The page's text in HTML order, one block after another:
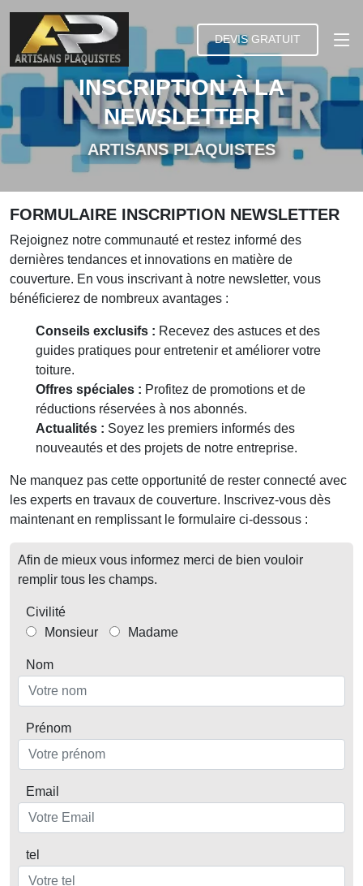
DEVIS GRATUIT
INSCRIPTION À LA
NEWSLETTER
ARTISANS PLAQUISTES
FORMULAIRE INSCRIPTION NEWSLETTER
Rejoignez notre communauté et restez informé des
dernières tendances et innovations en matière de
couverture. En vous inscrivant à notre newsletter, vous
bénéficierez de nombreux avantages :
Conseils exclusifs : Recevez des astuces et des
guides pratiques pour entretenir et améliorer votre
toiture.
Offres spéciales : Profitez de promotions et de
réductions réservées à nos abonnés.
Actualités : Soyez les premiers informés des
nouveautés et des projets de notre entreprise.
Ne manquez pas cette opportunité de rester connecté avec
les experts en travaux de couverture. Inscrivez-vous dès
maintenant en remplissant le formulaire ci-dessous :
Afin de mieux vous informez merci de bien vouloir
remplir tous les champs.
Civilité
Monsieur
Madame
Nom
Prénom
Email
tel